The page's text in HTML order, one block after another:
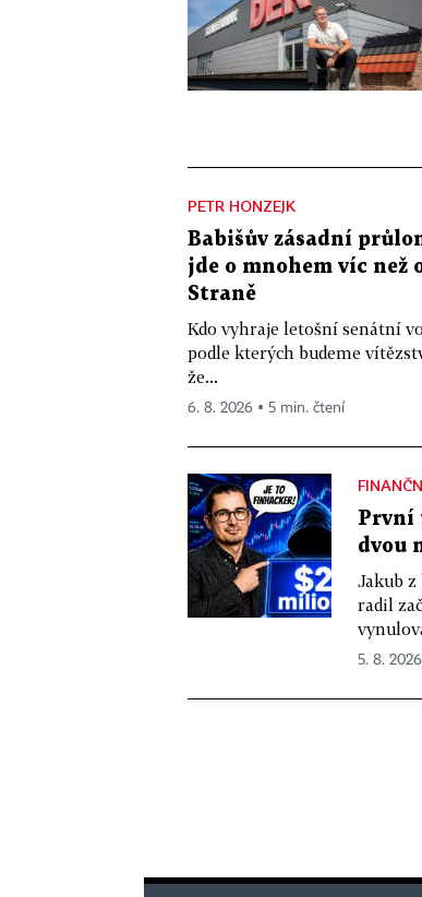
PETR HONZEJK
Babišův zásadní
jde o mnohem víc než
Straně
Kdo vyhraje letošní senátní
podle kterých budeme
že...
6. 8. 2026 ▪ 5 min. čtení
První
dvou
Jakub z
radil
5. 8.